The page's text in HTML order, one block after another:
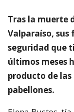
Tras la muerte
Valparaíso,
seguridad que
últimos meses
producto de
pabellones.